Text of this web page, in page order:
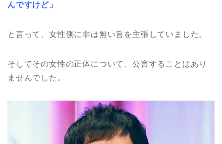
んですけど」
と言って、女性側に非は無い旨を主張していました。
そしてその女性の正体について、公言することはあり
ませんでした。